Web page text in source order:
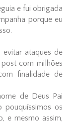
e fui obrigada
porque eu
evitar ataques de
com milhões
finalidade de
de Deus Pai
pouquíssimos os
e mesmo assim,